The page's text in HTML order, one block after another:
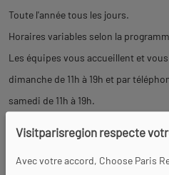
Toute l'année tous les jours.
Horaires variables selon la
Les équipes vous accueillent et
dimanche de 11h à 19h et par
samedi de 11h à 19h.
du matin.
Visitparisregion respecte
Avec votre accord, Choose Paris